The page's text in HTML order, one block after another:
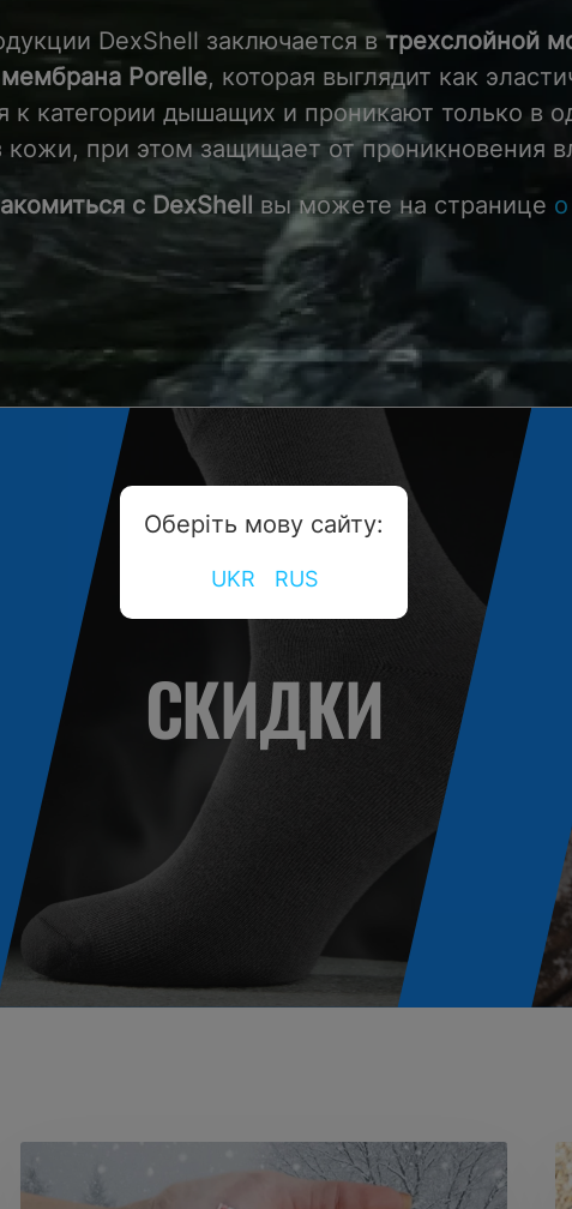
DexShell заключается втрехслойной
мембрана Porelle, которая выглядит как
к категории дышащих и проникают только в
кожи, при этом защищает от проникновения
с DexShell вы можете на странице
СКИДКИ
Оберіть мову сайту:
UKR RUS